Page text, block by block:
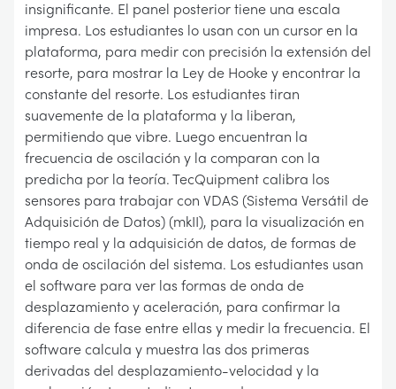
insignificante. El panel posterior tiene una escala
impresa. Los estudiantes lo usan con un cursor en la
plataforma, para medir con precisión la extensión del
resorte, para mostrar la Ley de Hooke y encontrar la
constante del resorte. Los estudiantes tiran
suavemente de la plataforma y la liberan,
permitiendo que vibre. Luego encuentran la
frecuencia de oscilación y la comparan con la
predicha por la teoría. TecQuipment calibra los
sensores para trabajar con VDAS (Sistema Versátil de
Adquisición de Datos) (mkII), para la visualización en
tiempo real y la adquisición de datos, de formas de
onda de oscilación del sistema. Los estudiantes usan
el software para ver las formas de onda de
desplazamiento y aceleración, para confirmar la
diferencia de fase entre ellas y medir la frecuencia. El
software calcula y muestra las dos primeras
derivadas del desplazamiento-velocidad y la